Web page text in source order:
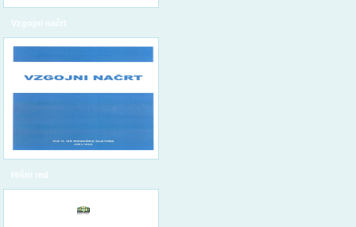
Vzgojni načrt
Hišni red